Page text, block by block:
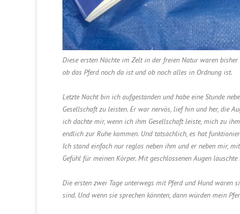
Diese ersten Nächte im Zelt in der freien Natur waren
ob das Pferd noch da ist und ob noch alles in Ordnung ist.
Letzte Nacht bin ich aufgestanden und habe eine Stunde
Gesellschaft zu leisten. Er war nervös, lief hin und her, die
ich dachte mir, wenn ich ihm Gesellschaft leiste, mich zu
endlich zur Ruhe kommen. Und tatsächlich, es hat
Ich stand einfach nur reglos neben ihm und er neben mir,
Gefühl für meinen Körper. Mit geschlossenen Augen
Die ersten zwei Tage unterwegs mit Pferd und Hund waren
sind. Und wenn sie sprechen könnten, dann würden mein